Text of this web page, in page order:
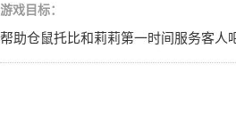
游戏目标：
帮助仓鼠托比和莉莉第一时间服务客人